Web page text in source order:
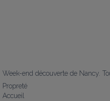
Week-end découverte de Nancy.
Propreté
Accueil